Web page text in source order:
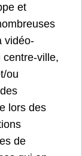
et
vidéo-
centre-ville,
ou
lors des
de